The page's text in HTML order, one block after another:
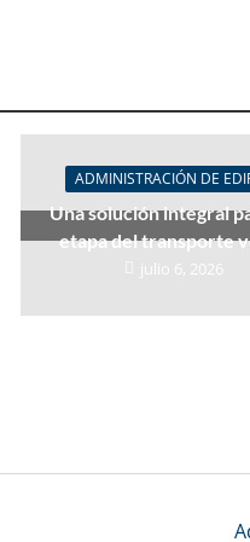
ADMINISTRACIÓN DE
Una solución integral
etapa del transporte
julio 6, 2026